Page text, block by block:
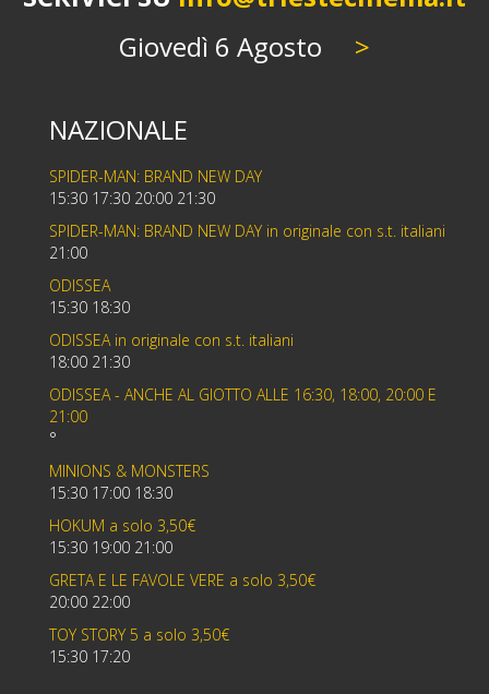
Giovedì 6 Agosto >
NAZIONALE
SPIDER-MAN: BRAND NEW DAY
15:30 17:30 20:00 21:30
SPIDER-MAN: BRAND NEW DAY in originale con s.t. italiani
21:00
ODISSEA
15:30 18:30
ODISSEA in originale con s.t. italiani
18:00 21:30
ODISSEA - ANCHE AL GIOTTO ALLE 16:30, 18:00, 20:00 E
21:00
°
MINIONS & MONSTERS
15:30 17:00 18:30
HOKUM a solo 3,50€
15:30 19:00 21:00
GRETA E LE FAVOLE VERE a solo 3,50€
20:00 22:00
TOY STORY 5 a solo 3,50€
15:30 17:20